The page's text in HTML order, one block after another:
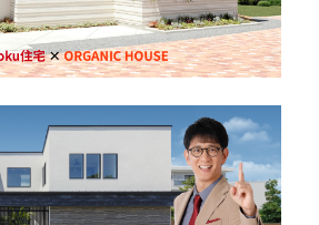
ジオ nattoku リノベ